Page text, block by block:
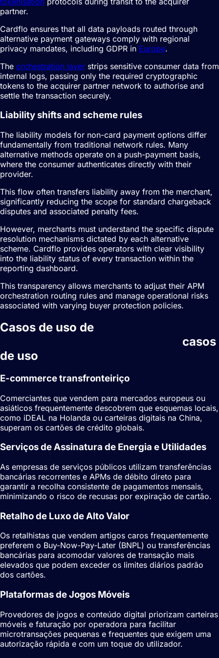
partner.
Cardflo ensures that all data payloads routed through
alternative payment gateways comply with regional
privacy mandates, including GDPR in Europe.
The orchestration layer strips sensitive consumer data from
internal logs, passing only the required cryptographic
tokens to the acquirer partner network to authorise and
settle the transaction securely.
Liability shifts and scheme rules
The liability models for non-card payment options differ
fundamentally from traditional network rules. Many
alternative methods operate on a push-payment basis,
where the consumer authenticates directly with their
provider.
This flow often transfers liability away from the merchant,
significantly reducing the scope for standard chargeback
disputes and associated penalty fees.
However, merchants must understand the specific dispute
resolution mechanisms dictated by each alternative
scheme. Cardflo provides operators with clear visibility
into the liability status of every transaction within the
reporting dashboard.
This transparency allows merchants to adjust their APM
orchestration routing rules and manage operational risks
associated with varying buyer protection policies.
Casos de uso de
casos
de uso
E-commerce transfronteiriço
Comerciantes que vendem para mercados europeus ou
asiáticos frequentemente descobrem que esquemas locais,
como iDEAL na Holanda ou carteiras digitais na China,
superam os cartões de crédito globais.
Serviços de Assinatura de Energia e Utilidades
As empresas de serviços públicos utilizam transferências
bancárias recorrentes e APMs de débito direto para
garantir a recolha consistente de pagamentos mensais,
minimizando o risco de recusas por expiração de cartão.
Retalho de Luxo de Alto Valor
Os retalhistas que vendem artigos caros frequentemente
preferem o Buy-Now-Pay-Later (BNPL) ou transferências
bancárias para acomodar valores de transação mais
elevados que podem exceder os limites diários padrão
dos cartões.
Plataformas de Jogos Móveis
Provedores de jogos e conteúdo digital priorizam carteiras
móveis e faturação por operadora para facilitar
microtransações pequenas e frequentes que exigem uma
autorização rápida e com um toque do utilizador.